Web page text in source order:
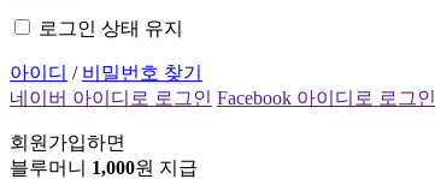
로그인 상태 유지
아이디 / 비밀번호 찾기
네이버 아이디로 로그인 Facebook 아이디로 로그인
회원가입하면
블루머니 1,000원 지급